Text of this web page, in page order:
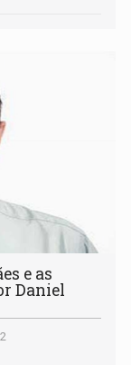
e as
Daniel